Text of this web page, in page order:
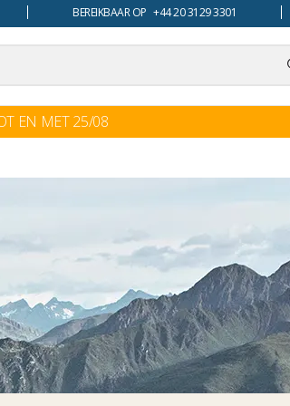
BEREIKBAAR OP +44 20 3129 3301
EN MET 25/08